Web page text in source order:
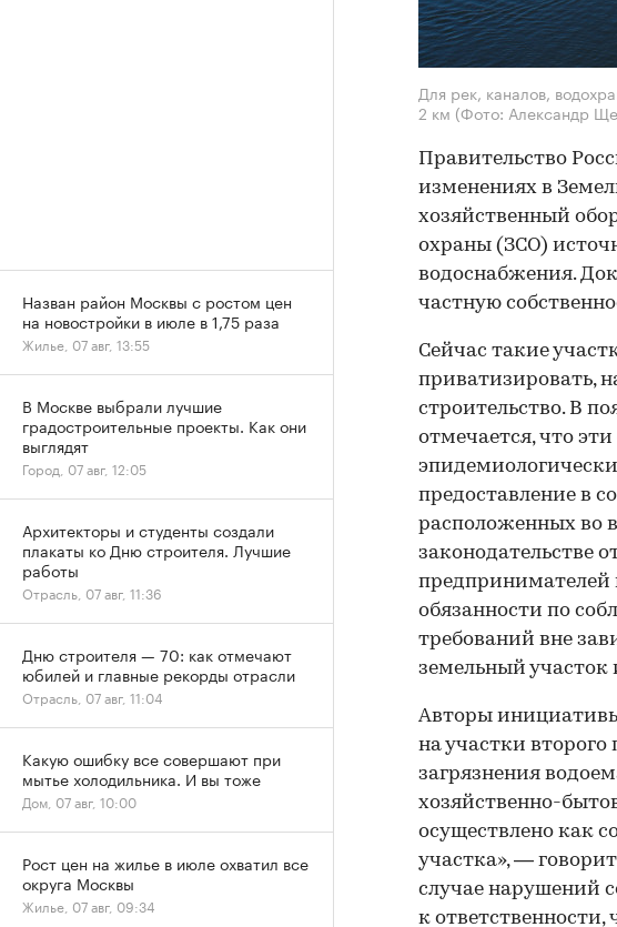
Для рек, каналов,
2 км (Фото: Александр
Правительство
изменениях в
хозяйственный
охраны (ЗСО)
водоснабжения.
частную
Сейчас такие
приватизировать,
строительство. В
отмечается, что
предоставление в
расположенных во
законодательстве
предпринимателей
обязанности по
требований вне
земельный участок
Авторы
на участки
загрязнения
хозяйственно-
осуществлено как
участка», —
случае нарушений
к
Назван район Москвы с ростом цен
на новостройки в июле в 1,75 раза
Жилье, 07 авг, 13:55
В Москве выбрали лучшие
градостроительные проекты. Как они
выглядят
Город, 07 авг, 12:05
Архитекторы и студенты создали
плакаты ко Дню строителя. Лучшие
работы
Отрасль, 07 авг, 11:36
Дню строителя — 70: как отмечают
юбилей и главные рекорды отрасли
Отрасль, 07 авг, 11:04
Какую ошибку все совершают при
мытье холодильника. И вы тоже
Дом, 07 авг, 10:00
Рост цен на жилье в июле охватил все
округа Москвы
Жилье, 07 авг, 09:34